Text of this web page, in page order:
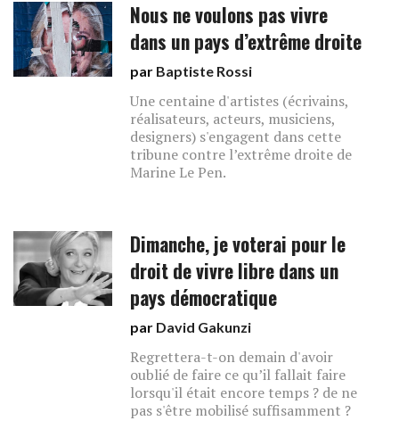
Nous ne voulons pas vivre
dans un pays d’extrême droite
par Baptiste Rossi
Une centaine d'artistes (écrivains,
réalisateurs, acteurs, musiciens,
designers) s'engagent dans cette
tribune contre l’extrême droite de
Marine Le Pen.
Dimanche, je voterai pour le
droit de vivre libre dans un
pays démocratique
par David Gakunzi
Regrettera-t-on demain d'avoir
oublié de faire ce qu’il fallait faire
lorsqu'il était encore temps ? de ne
pas s'être mobilisé suffisamment ?